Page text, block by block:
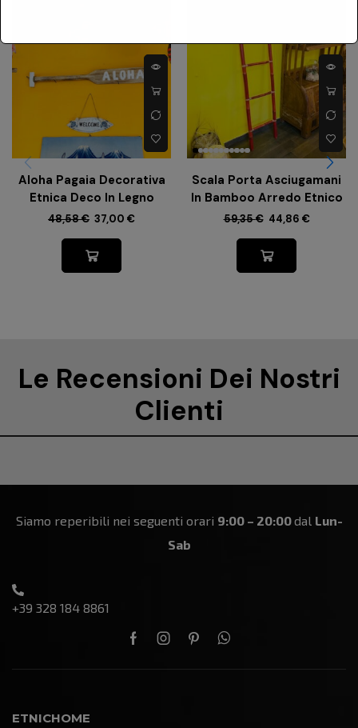
Aloha Pagaia Decorativa
Etnica Deco In Legno
48,58€ 37,00 €
Scala Porta Asciugamani
In Bamboo Arredo Etnico
59,35€ 44,86 €
Le Recensioni Dei Nostri
Clienti
Siamo reperibili nei seguenti orari 9:00 – 20:00dal Lun-
Sab
+39 328 184 8861
ETNICHOME